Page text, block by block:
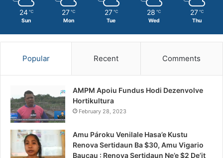
24 ℃
Sun
27 ℃
Mon
27 ℃
Tue
28 ℃
Wed
27 ℃
Thu
Popular Recent Comments
AMPM Apoiu Fundus Hodi Dezenvolve
Hortikultura
February 28, 2023
Amu Pároku Venilale Hasa’e Kustu
Renova Sertidaun Ba $30, Amu Vigario
Baucau : Renova Sertidaun Ne’e $2 De’it